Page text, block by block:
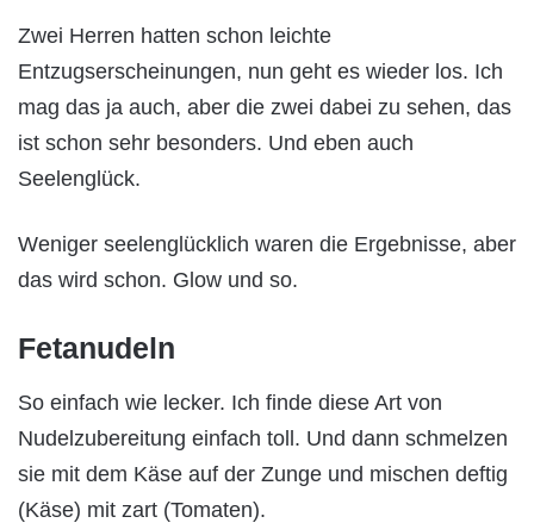
Zwei Herren hatten schon leichte
Entzugserscheinungen, nun geht es wieder los. Ich
mag das ja auch, aber die zwei dabei zu sehen, das
ist schon sehr besonders. Und eben auch
Seelenglück.
Weniger seelenglücklich waren die Ergebnisse, aber
das wird schon. Glow und so.
Fetanudeln
So einfach wie lecker. Ich finde diese Art von
Nudelzubereitung einfach toll. Und dann schmelzen
sie mit dem Käse auf der Zunge und mischen deftig
(Käse) mit zart (Tomaten).